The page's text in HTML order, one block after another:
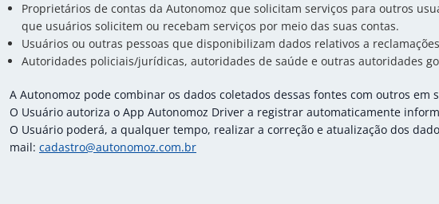
Proprietários de contas da Autonomoz que solicitam serviços para outros
que usuários solicitem ou recebam serviços por meio das suas contas.
Usuários ou outras pessoas que disponibilizam dados relativos a
Autoridades policiais/jurídicas, autoridades de saúde e outras autoridades
A Autonomoz pode combinar os dados coletados dessas fontes com outros em
O Usuário autoriza o App Autonomoz Driver a registrar automaticamente
O Usuário poderá, a qualquer tempo, realizar a correção e atualização dos
mail: cadastro@autonomoz.com.br